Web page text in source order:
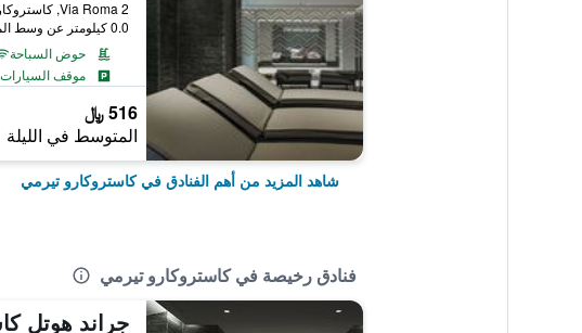
0.0 كيلومتر عن وسط المدينة
حوض السباحة
موقف السيارات
516 ﷼
المتوسط في الليلة
شاهد المزيد من أهم الفنادق في كاستروكارو تيرمي
فنادق رخيصة في كاستروكارو تيرمي